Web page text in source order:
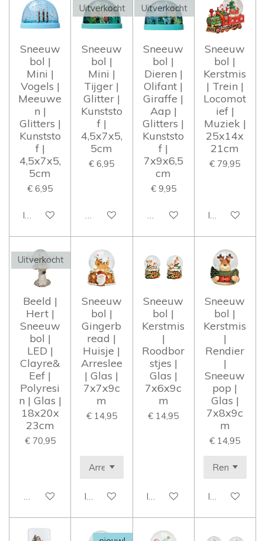
Sneeuw
bol |
Mini |
Vogels |
Meeuwe
n |
Glitters |
Kunststo
f |
4,5x7x5,
5cm
€ 6,95
In winkelwagen
Uitverkocht
Sneeuw
bol |
Mini |
Tijger |
Glitter |
Kunststo
f |
4,5x7x5,
5cm
€ 6,95
Houd mij op de hoogte
Uitverkocht
Sneeuw
bol |
Dieren |
Olifant |
Giraffe |
Aap |
Glitters |
Kunststo
f |
7x9x6,5
cm
€ 9,95
Houd mij op de hoogte
Sneeuw
bol |
Kerstmis
| Trein |
Locomot
ief |
Muziek |
25x14x
21cm
€ 79,95
In
Uitverkocht
Beeld |
Hert |
Sneeuw
bol |
LED |
Clayre&
Eef |
Polyresi
n | Glas |
18x20x
23cm
€ 70,95
Houd mij op de hoogte
Sneeuw
bol |
Gingerb
read |
Huisje |
Arreslee
| Glas |
7x7x9c
m
€ 14,95
In winkelwagen
Sneeuw
bol |
Kerstmis
|
Roodbor
stjes |
Glas |
7x6x9c
m
€ 14,95
In winkelwagen
Sneeuw
bol |
Kerstmis
|
Rendier
|
Sneeuw
pop |
Glas |
7x8x9c
m
€ 14,95
In